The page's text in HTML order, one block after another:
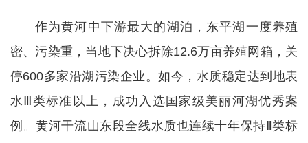
作为黄河中下游最大的湖泊，东平湖一度养殖
密、污染重，当地下决心拆除12.6万亩养殖网箱，关
停600多家沿湖污染企业。如今，水质稳定达到地表
水Ⅲ类标准以上，成功入选国家级美丽河湖优秀案
例。黄河干流山东段全线水质也连续十年保持Ⅱ类标